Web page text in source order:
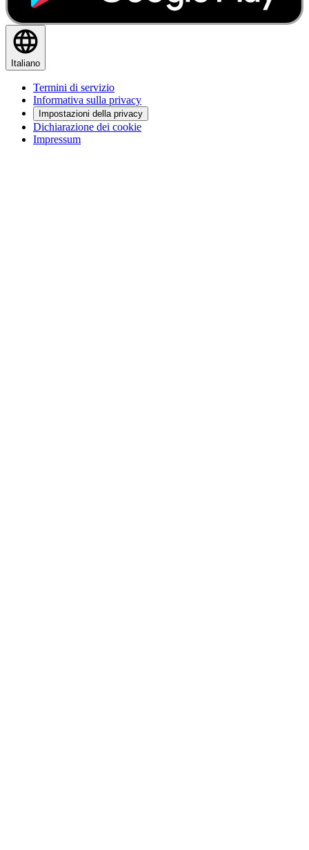
Italiano
Termini di servizio
Informativa sulla privacy
Impostazioni della privacy
Dichiarazione dei cookie
Impressum